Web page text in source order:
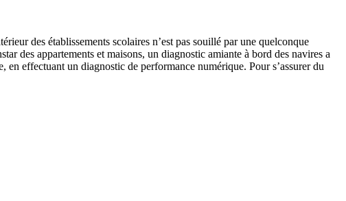
des établissements scolaires n’est pas souillé par une quelconque
des appartements et maisons, un diagnostic amiante à bord des navires a
effectuant un diagnostic de performance numérique. Pour s’assurer du